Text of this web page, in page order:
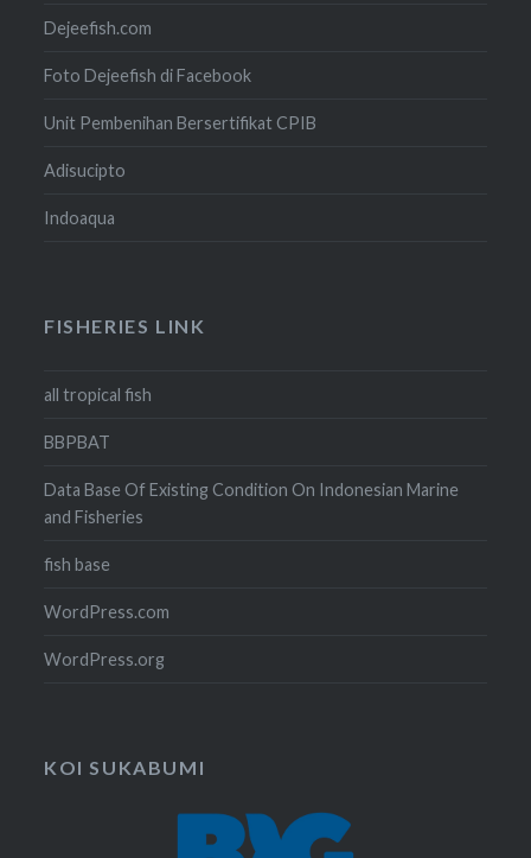
Dejeefish.com
Foto Dejeefish di Facebook
Unit Pembenihan Bersertifikat CPIB
Adisucipto
Indoaqua
FISHERIES LINK
all tropical fish
BBPBAT
Data Base Of Existing Condition On Indonesian Marine
and Fisheries
fish base
WordPress.com
WordPress.org
KOI SUKABUMI